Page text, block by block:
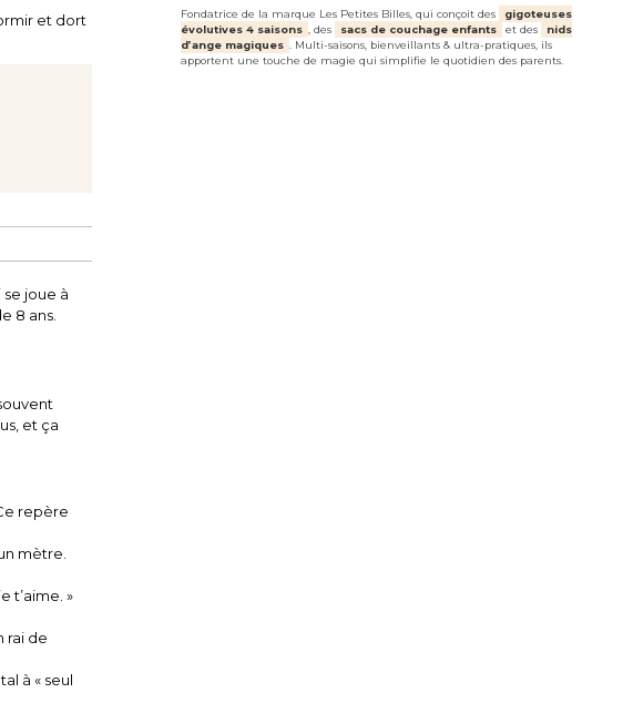
et dort
joue à
8 ans.
et ça
repère
mètre.
t’aime. »
rai de
à « seul
Fondatrice de la marque Les Petites Billes, qui conçoit des
gigoteuses
évolutives 4 saisons , des sacs de couchage enfants et des
nids
d’ange magiques . Multi-saisons, bienveillants & ultra-pratiques, ils
apportent une touche de magie qui simplifie le quotidien des parents.